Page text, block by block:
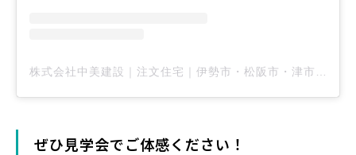
ぜひ見学会でご体感ください！